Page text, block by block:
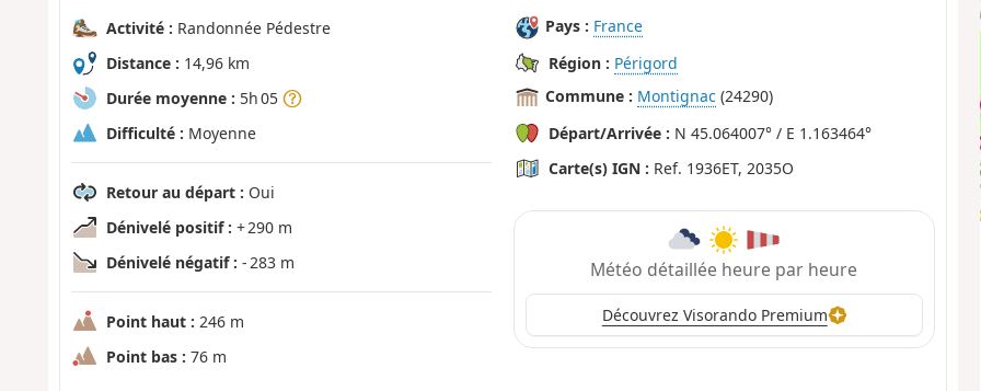
Activité : Randonnée Pédestre
Distance : 14,96 km
Durée moyenne : 5h 05
Difficulté : Moyenne
Retour au départ : Oui
Dénivelé positif : + 290 m
Dénivelé négatif : - 283 m
Point haut : 246 m
Point bas : 76 m
Pays : France
Région : Périgord
Commune : Montignac (24290)
Départ/Arrivée : N 45.064007° / E 1.163464°
Carte(s) IGN : Ref. 1936ET, 2035O
Météo détaillée heure par heure
Découvrez Visorando Premium